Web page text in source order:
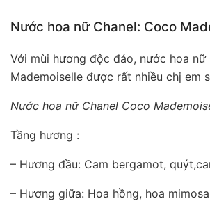
Nước hoa nữ Chanel: Coco
Với mùi hương độc đáo, nước hoa nữ
Mademoiselle được rất nhiều chị em
Nước hoa nữ Chanel Coco
Tầng hương :
– Hương đầu: Cam bergamot,
– Hương giữa: Hoa hồng, hoa